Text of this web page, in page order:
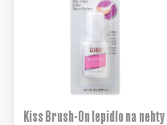
Kiss Brush-On lepidlo na nehty